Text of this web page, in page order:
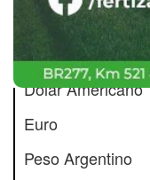
Dólar Americano
Euro
Peso Argentino